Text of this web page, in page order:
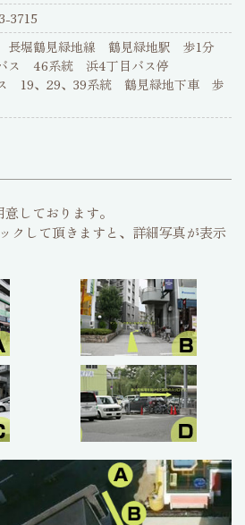
3715
堀鶴見緑地線 鶴見緑地駅 歩1分
ス 46系統 浜4丁目バス停
19、29、39系統 鶴見緑地下車 歩
しております。
クして頂きますと、詳細写真が表示